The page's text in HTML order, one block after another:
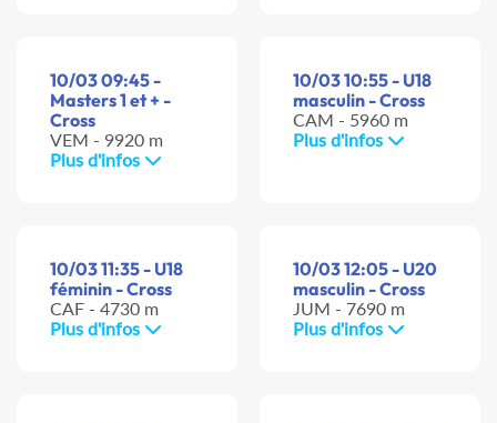
10/03 09:45 -
Masters 1 et + -
Cross
VEM - 9920 m
Plus d'infos
10/03 10:55 - U18
masculin - Cross
CAM - 5960 m
Plus d'infos
10/03 11:35 - U18
féminin - Cross
CAF - 4730 m
Plus d'infos
10/03 12:05 - U20
masculin - Cross
JUM - 7690 m
Plus d'infos